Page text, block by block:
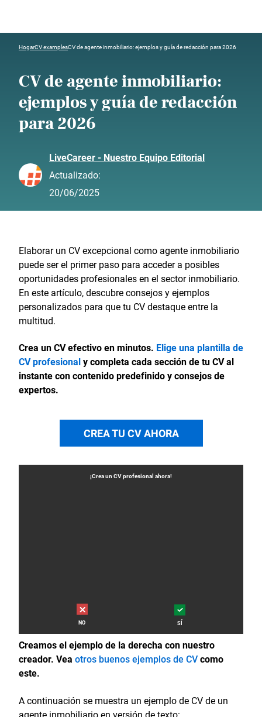
HogarCV examplesCV de agente inmobiliario: ejemplos y guía de redacción para 2026
CV de agente inmobiliario:
ejemplos y guía de redacción
para 2026
LiveCareer - Nuestro Equipo Editorial
Actualizado:
20/06/2025
Elaborar un CV excepcional como agente inmobiliario
puede ser el primer paso para acceder a posibles
oportunidades profesionales en el sector inmobiliario.
En este artículo, descubre consejos y ejemplos
personalizados para que tu CV destaque entre la
multitud.
Crea un CV efectivo en minutos. Elige una plantilla de
CV profesionaly completa cada sección de tu CV al
instante con contenido predefinido y consejos de
expertos.
CREA TU CV AHORA
¡Crea un CVprofesional ahora!
NO SÍ
Creamos el ejemplo de la derecha con nuestro
creador. Vea otros buenos ejemplos de CVcomo
este.
A continuación se muestra un ejemplo de CV de un